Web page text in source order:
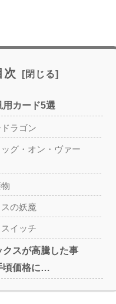
次
カード5選
ラゴン
グ・オン・ヴァー
の妖魔
イッチ
スが高騰した事
頃価格に…